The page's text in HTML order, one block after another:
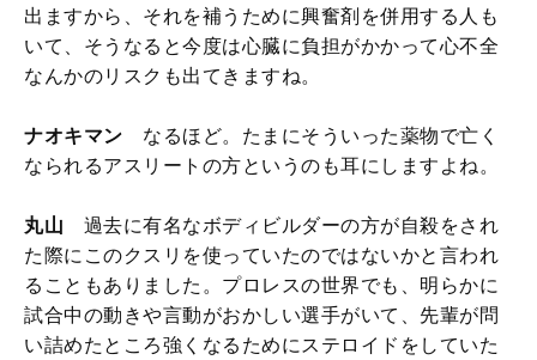
出ますから、それを補うために興奮剤を併用する人も
いて、そうなると今度は心臓に負担がかかって心不全
なんかのリスクも出てきますね。
ナオキマン なるほど。たまにそういった薬物で亡く
なられるアスリートの方というのも耳にしますよね。
丸山 過去に有名なボディビルダーの方が自殺をされ
た際にこのクスリを使っていたのではないかと言われ
ることもありました。プロレスの世界でも、明らかに
試合中の動きや言動がおかしい選手がいて、先輩が問
い詰めたところ強くなるためにステロイドをしていた